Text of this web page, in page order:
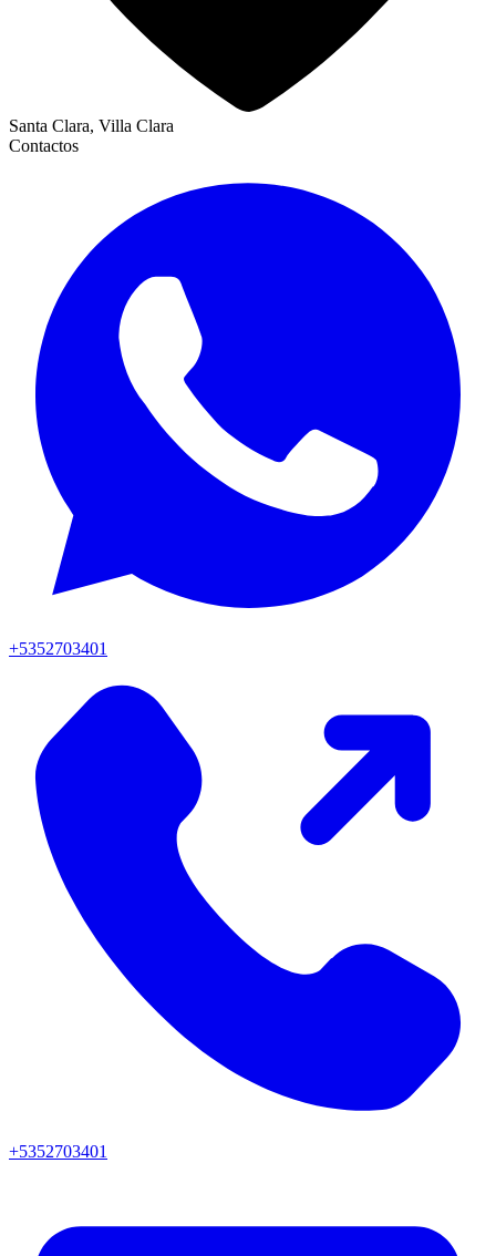
Santa Clara, Villa Clara
Contactos
+5352703401
+5352703401